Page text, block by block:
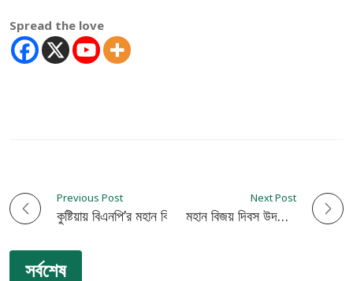
Spread the love
P
o
Previous Post
কুষ্টিয়ায় বিএনপি’র মহান বিজয় দিবস উদযাপন
Next Post
নিসচা কুষ্টিয়া জেলা শাখার মহান বিজয় দিবস উদযাপন
সর্বশেষ